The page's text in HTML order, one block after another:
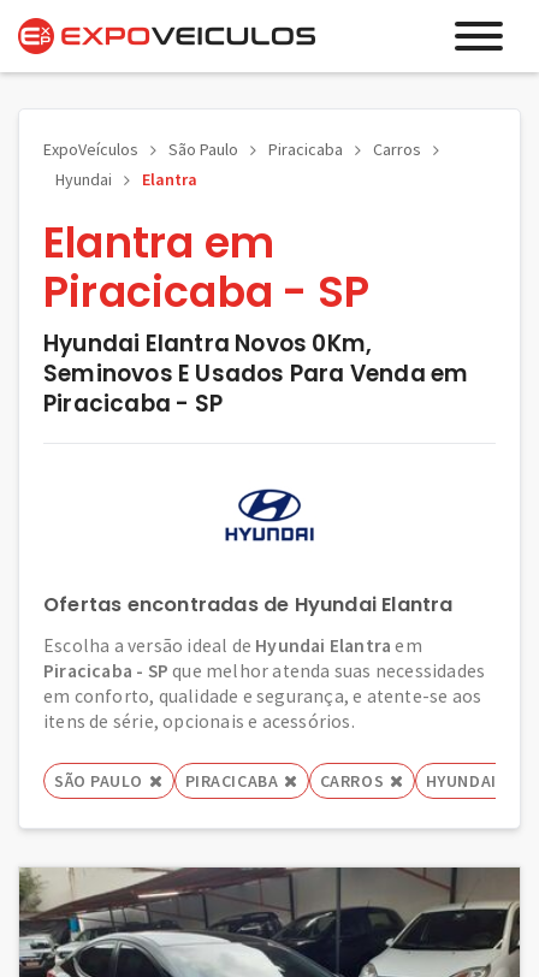
ExpoVeículos São Paulo Piracicaba
Carros
Hyundai
Elantra
Elantra em
Piracicaba - SP
Hyundai Elantra Novos 0Km,
Seminovos E Usados Para Venda em
Piracicaba - SP
Ofertas encontradas de Hyundai Elantra
Escolha a versão ideal de Hyundai Elantra em
Piracicaba - SP que melhor atenda suas necessidades
em conforto, qualidade e segurança, e atente-se aos
itens de série, opcionais e acessórios.
SÃO PAULO PIRACICABA CARROS HYUNDAI